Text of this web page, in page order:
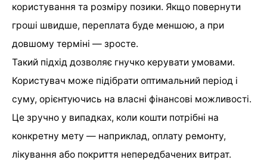
користування та розміру позики. Якщо повернути
гроші швидше, переплата буде меншою, а при
довшому терміні — зросте.
Такий підхід дозволяє гнучко керувати умовами.
Користувач може підібрати оптимальний період і
суму, орієнтуючись на власні фінансові можливості.
Це зручно у випадках, коли кошти потрібні на
конкретну мету — наприклад, оплату ремонту,
лікування або покриття непередбачених витрат.